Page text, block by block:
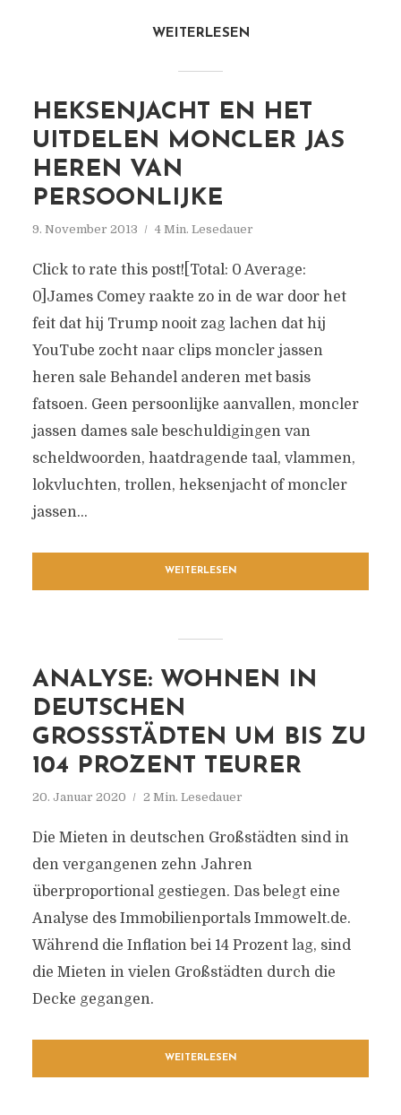
WEITERLESEN
HEKSENJACHT EN HET
UITDELEN MONCLER JAS
HEREN VAN
PERSOONLIJKE
9. November 2013 4 Min. Lesedauer
Click to rate this post![Total: 0 Average:
0]James Comey raakte zo in de war door het
feit dat hij Trump nooit zag lachen dat hij
YouTube zocht naar clips moncler jassen
heren sale Behandel anderen met basis
fatsoen. Geen persoonlijke aanvallen, moncler
jassen dames sale beschuldigingen van
scheldwoorden, haatdragende taal, vlammen,
lokvluchten, trollen, heksenjacht of moncler
jassen...
WEITERLESEN
ANALYSE: WOHNEN IN
DEUTSCHEN
GROSSSTÄDTEN UM BIS ZU 1
04 PROZENT TEURER
20. Januar 2020 2 Min. Lesedauer
Die Mieten in deutschen Großstädten sind in
den vergangenen zehn Jahren
überproportional gestiegen. Das belegt eine
Analyse des Immobilienportals Immowelt.de.
Während die Inflation bei 14 Prozent lag, sind
die Mieten in vielen Großstädten durch die
Decke gegangen.
WEITERLESEN